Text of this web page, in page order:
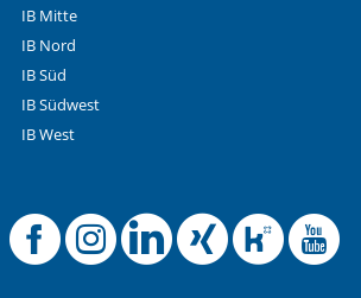
IB Mitte
IB Nord
IB Süd
IB Südwest
IB West
Offizielle
Offizielle